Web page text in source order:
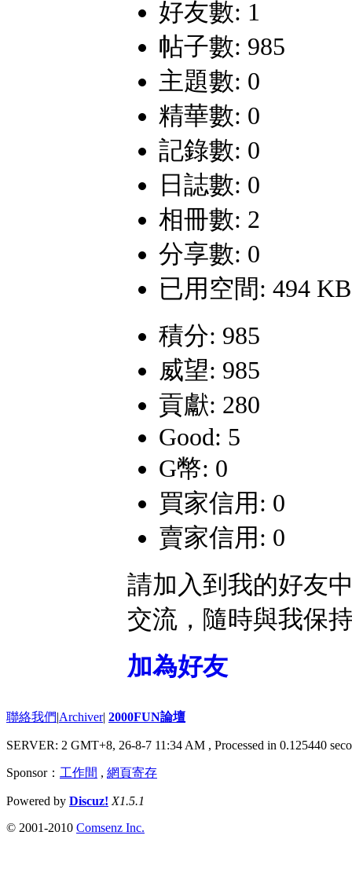
好友數: 1
帖子數: 985
主題數: 0
精華數: 0
記錄數: 0
日誌數: 0
相冊數: 2
分享數: 0
已用空間: 494 KB
積分: 985
威望: 985
貢獻: 280
Good: 5
G幣: 0
買家信用: 0
賣家信用: 0
請加入到我的好友
交流，隨時與我保
加為好友
聯絡我們|Archiver| 2000FUN論壇
SERVER: 2 GMT+8, 26-8-7 11:34 AM , Processed in 0.125440
Sponsor： 工作間 , 網頁寄存
Powered by Discuz! X1.5.1
© 2001-2010 Comsenz Inc.